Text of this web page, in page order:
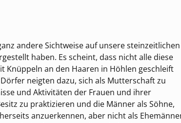
andere Sichtweise auf unsere steinzeitlichen
haben. Es scheint, dass nicht alle diese
Knüppeln an den Haaren in Höhlen geschleift
neigten dazu, sich als Mutterschaft zu
und Aktivitäten der Frauen und ihrer
zu praktizieren und die Männer als Söhne,
anzuerkennen, aber nicht als